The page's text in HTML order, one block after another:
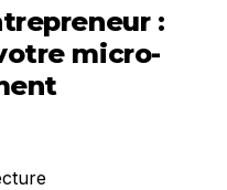
:
micro-